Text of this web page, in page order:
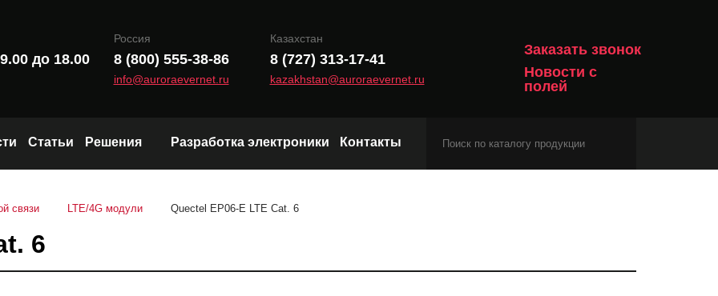
до 18.00
Россия
8 (800) 555-38-86
info@auroraevernet.ru
Казахстан
8 (727) 313-17-41
kazakhstan@auroraevernet.ru
Заказать звонок
Новости с
полей
Wi-Fi и Bluetooth модули
Статьи Решения Разработка электроники Контакты
связи LTE/4G модули Quectel EP06-E LTE Cat. 6
6